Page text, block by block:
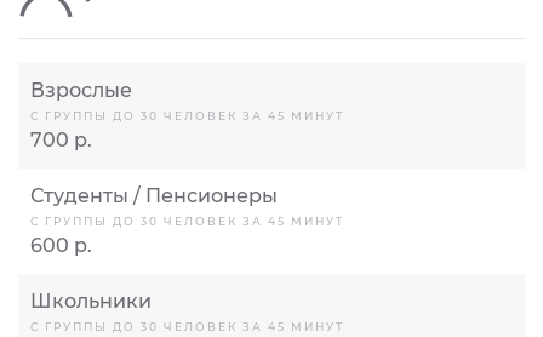
Взрослые
С ГРУППЫ ДО 30 ЧЕЛОВЕК ЗА 45 МИНУТ
700 р.
Студенты / Пенсионеры
С ГРУППЫ ДО 30 ЧЕЛОВЕК ЗА 45 МИНУТ
600 р.
Школьники
С ГРУППЫ ДО 30 ЧЕЛОВЕК ЗА 45 МИНУТ